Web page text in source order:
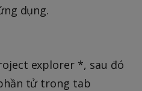
dụng.
explorer *, sau đó
tử trong tab